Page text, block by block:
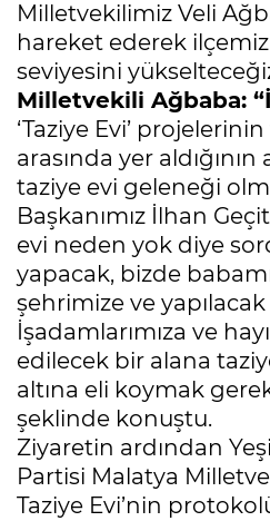
Milletvekilimiz Veli
hareket ederek
seviyesini
Milletvekili Ağbaba:
‘Taziye Evi’
arasında yer
taziye evi geleneği
Başkanımız İlhan
evi neden yok diye
yapacak, bizde
şehrimize ve
İşadamlarımıza ve
edilecek bir alana
altına eli koymak
şeklinde konuştu.
Ziyaretin ardından
Partisi Malatya
Taziye Evi’nin